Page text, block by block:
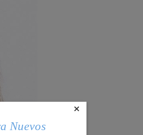
×
Nuevos